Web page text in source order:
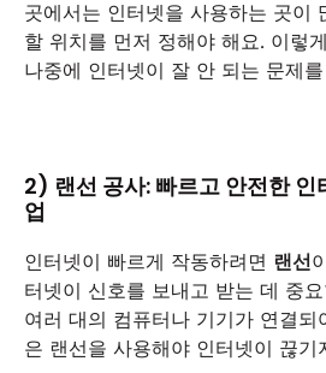
곳에서는 인터넷을 사용하는 곳이
할 위치를 먼저 정해야 해요. 이렇
나중에 인터넷이 잘 안 되는 문제
2) 랜선 공사: 빠르고 안전한 인
업
인터넷이 빠르게 작동하려면 랜선
터넷이 신호를 보내고 받는 데 중
여러 대의 컴퓨터나 기기가 연결되
은 랜선을 사용해야 인터넷이 끊기